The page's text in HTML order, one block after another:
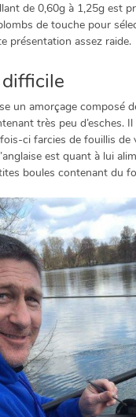
de 0,60g à 1,25g est
de touche pour
présentation assez raide.
un amorçage composé
très peu d’esches.
ci farcies de fouillis de
est quant à lui
boules contenant du